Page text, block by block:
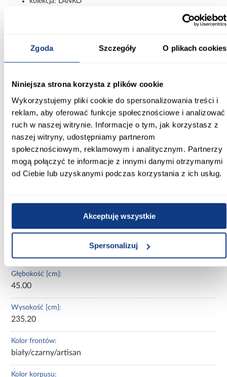
Zgoda Szczegóły O plikach cookies
Niniejsza strona korzysta z plików cookie
Wykorzystujemy pliki cookie do spersonalizowania treści i
reklam, aby oferować funkcje społecznościowe i analizować
ruch w naszej witrynie. Informacje o tym, jak korzystasz z
naszej witryny, udostępniamy partnerom
społecznościowym, reklamowym i analitycznym. Partnerzy
mogą połączyć te informacje z innymi danymi otrzymanymi
od Ciebie lub uzyskanymi podczas korzystania z ich usług.
Akceptuję wszystkie
Spersonalizuj
Szafa Lanko 2-160 czarny to połączenie eleganckiego designu,
zapewnia wygodę użytkowania każdego dnia.
Informacje Transport Informacje o
Kształt:
proste
Rodzaj drzwi:
Oświetlenie:
Głębokość [cm]:
45.00
Wysokość [cm]:
235.20
Kolor frontów:
biały/czarny/artisan
Kolor korpusu: